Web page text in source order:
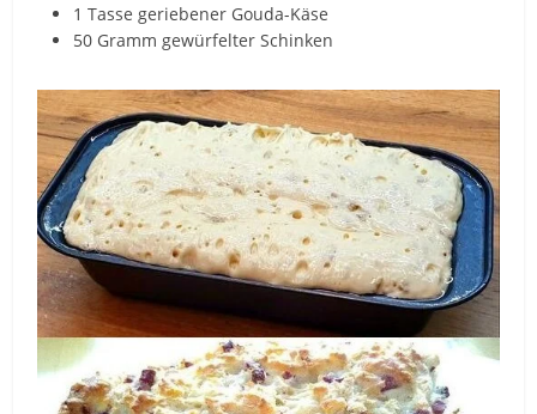
1 Tasse geriebener Gouda-Käse
50 Gramm gewürfelter Schinken